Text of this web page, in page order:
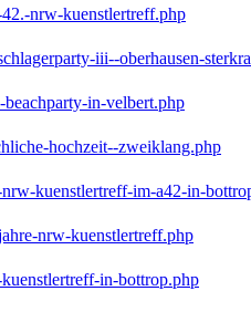
nrw-kuenstlertreff.php
iii--oberhausen-
in-velbert.php
hochzeit--zweiklang.php
kuenstlertreff-im-a42-in-
nrw-kuenstlertreff.php
in-bottrop.php